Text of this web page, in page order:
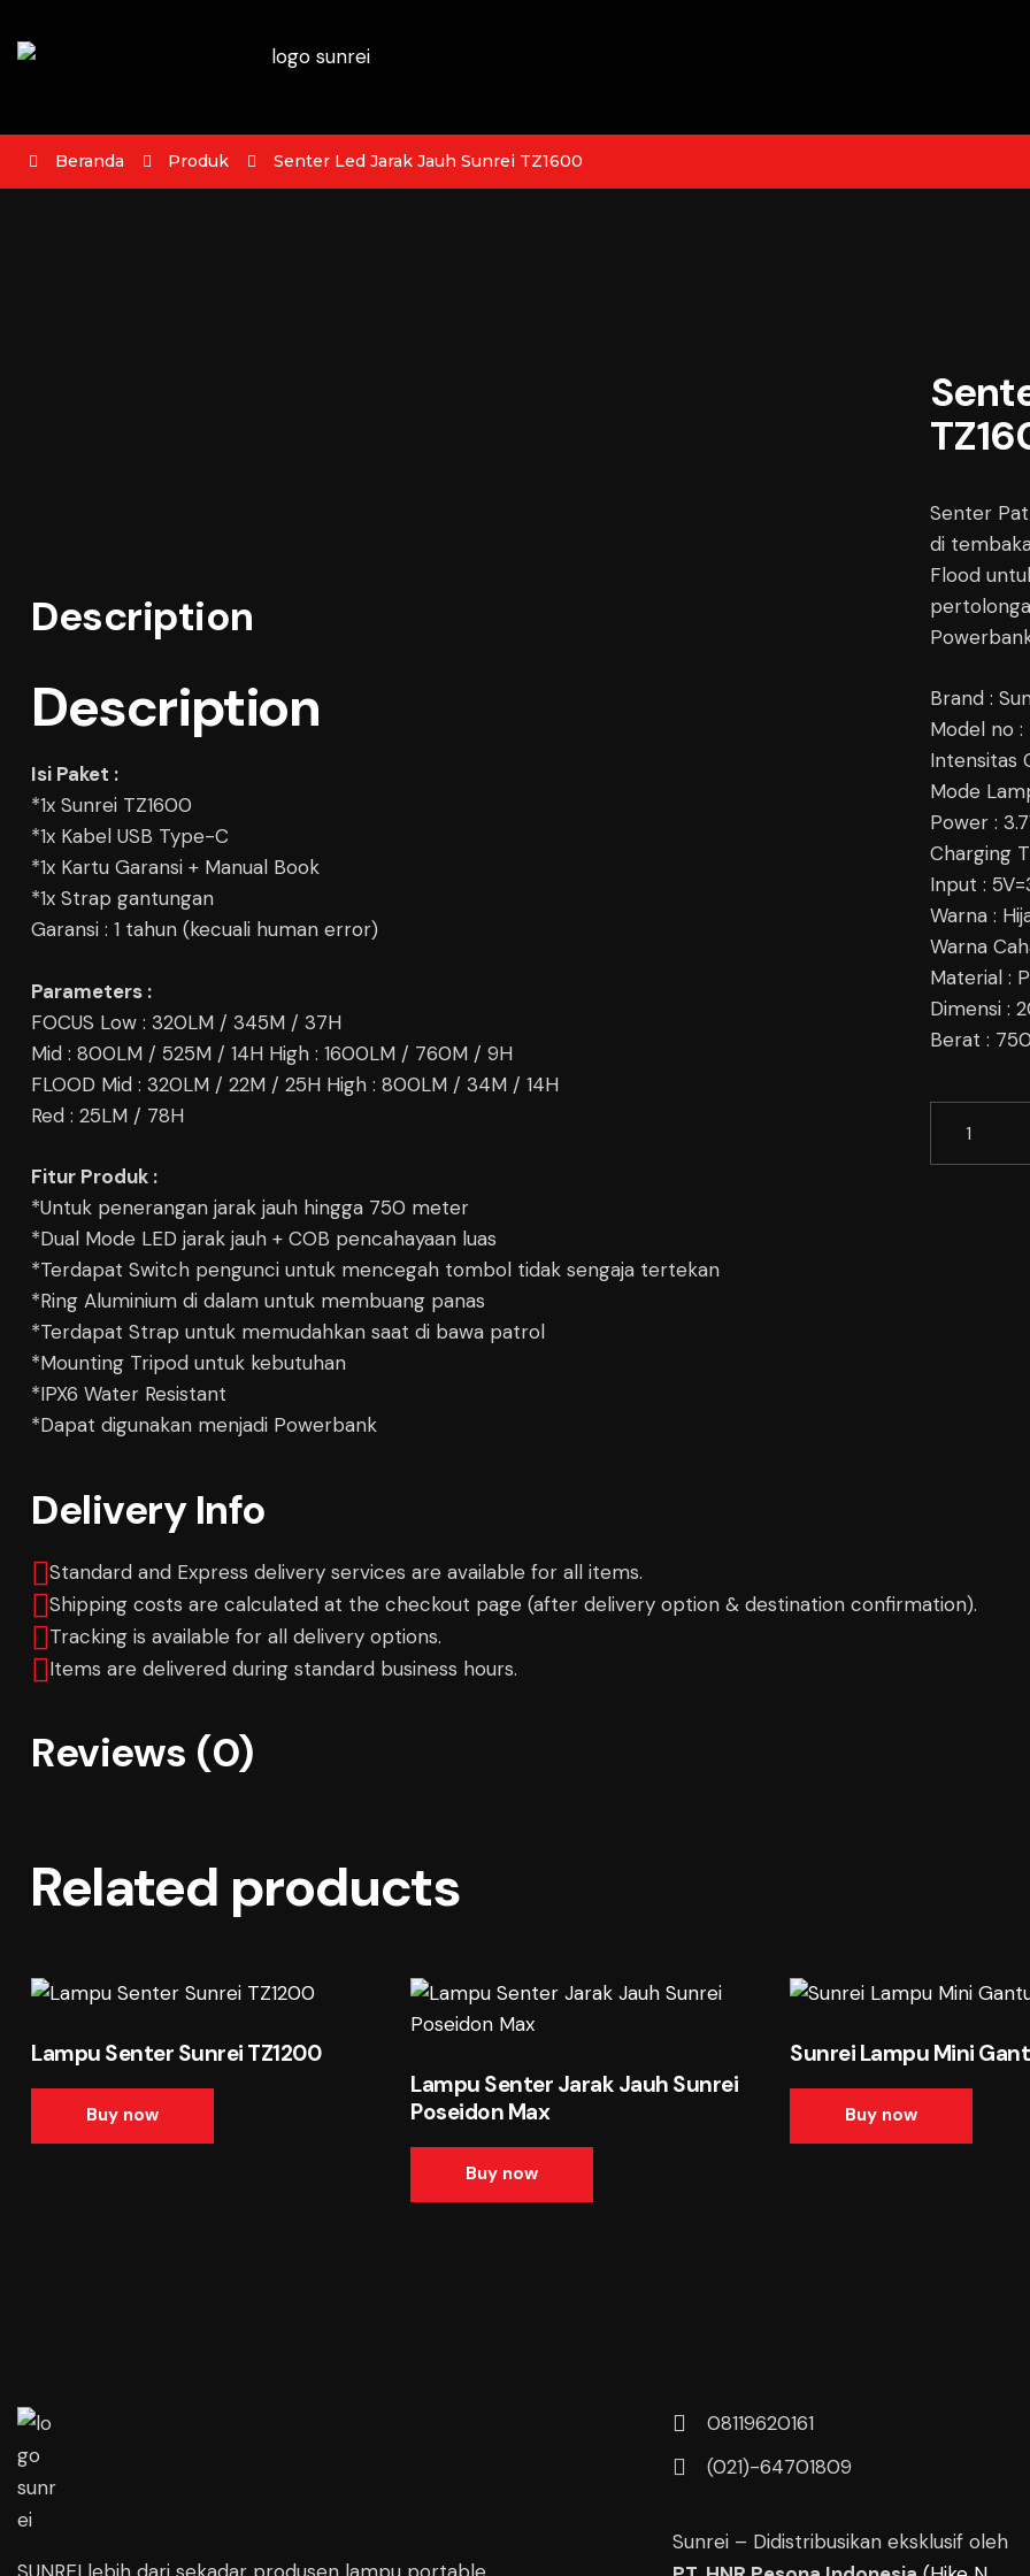
Beranda Produk Senter Led Jarak Jauh Sunrei TZ1600
Senter
di
Flood
Brand :
Model no :
Intensitas
Mode
Power :
Charging
Input :
Warna :
Warna
Material :
Dimensi :
Berat :
Description
Description
Isi Paket :
*1x Sunrei TZ1600
*1x Kabel USB Type-C
*1x Kartu Garansi + Manual Book
*1x Strap gantungan
Garansi : 1 tahun (kecuali human error)
Parameters :
FOCUS Low : 320LM / 345M / 37H
Mid : 800LM / 525M / 14H High : 1600LM / 760M / 9H
FLOOD Mid : 320LM / 22M / 25H High : 800LM / 34M / 14H
Red : 25LM / 78H
Fitur Produk :
*Untuk penerangan jarak jauh hingga 750 meter
*Dual Mode LED jarak jauh + COB pencahayaan luas
*Terdapat Switch pengunci untuk mencegah tombol tidak sengaja tertekan
*Ring Aluminium di dalam untuk membuang panas
*Terdapat Strap untuk memudahkan saat di bawa patrol
*Mounting Tripod untuk kebutuhan
*IPX6 Water Resistant
*Dapat digunakan menjadi Powerbank
Delivery Info
Standard and Express delivery services are available for all items.
Shipping costs are calculated at the checkout page (after delivery option & destination confirmation).
Tracking is available for all delivery options.
Items are delivered during standard business hours.
Reviews (0)
Related products
Lampu Senter Sunrei TZ1200
Buy now
Lampu Senter Jarak Jauh Sunrei
Poseidon Max
Buy now
Sunrei Lampu Mini
Buy now
08119620161
(021)-64701809
Sunrei – Didistribusikan eksklusif oleh